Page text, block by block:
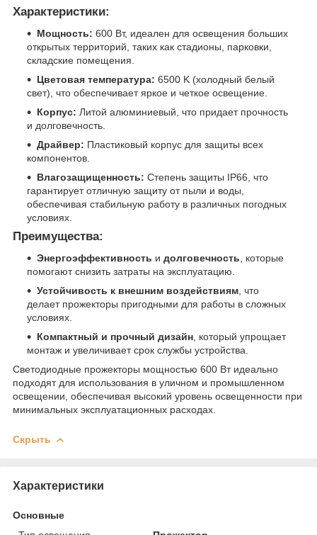
Характеристики:
Мощность: 600 Вт, идеален для освещения больших
открытых территорий, таких как стадионы, парковки,
складские помещения.
Цветовая температура: 6500 K (холодный белый
свет), что обеспечивает яркое и четкое освещение.
Корпус: Литой алюминиевый, что придает прочность
и долговечность.
Драйвер: Пластиковый корпус для защиты всех
компонентов.
Влагозащищенность: Степень защиты IP66, что
гарантирует отличную защиту от пыли и воды,
обеспечивая стабильную работу в различных погодных
условиях.
Преимущества:
Энергоэффективность и долговечность , которые
помогают снизить затраты на эксплуатацию.
Устойчивость к внешним воздействиям , что
делает прожекторы пригодными для работы в сложных
условиях.
Компактный и прочный дизайн , который упрощает
монтаж и увеличивает срок службы устройства.
Светодиодные прожекторы мощностью 600 Вт идеально
подходят для использования в уличном и промышленном
освещении, обеспечивая высокий уровень освещенности при
минимальных эксплуатационных расходах.
Скрыть
Характеристики
Основные